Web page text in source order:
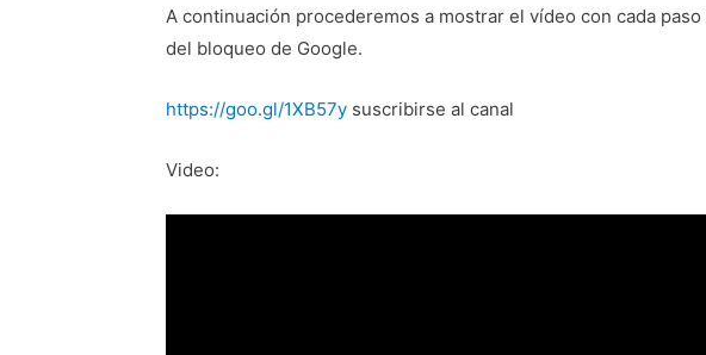
A continuación procederemos a mostrar el vídeo con cada
del bloqueo de Google.
https://goo.gl/1XB57ysuscribirse al canal
Video: